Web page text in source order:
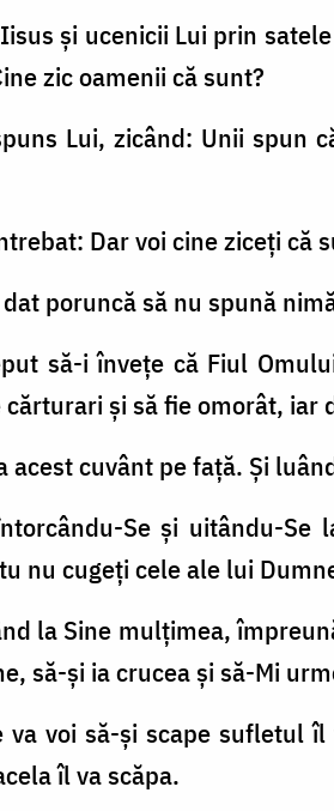
şi ucenicii Lui prin
zic oamenii că sunt?
Lui, zicând: Unii spun
Dar voi cine ziceţi că
poruncă să nu spună
să-i înveţe că Fiul
şi să fie omorât, iar
acest cuvânt pe faţă. Şi
Se şi uitându-Se
nu cugeţi cele ale lui
la Sine mulţimea,
să-şi ia crucea şi să-Mi
va voi să-şi scape sufletul
îl va scăpa.